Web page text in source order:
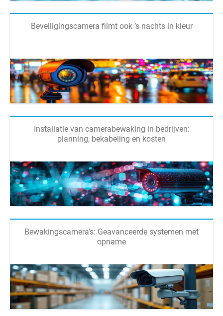
Beveiligingscamera filmt ook ’s nachts in kleur
Installatie van camerabewaking in bedrijven:
planning, bekabeling en kosten
Bewakingscamera's: Geavanceerde systemen met
opname